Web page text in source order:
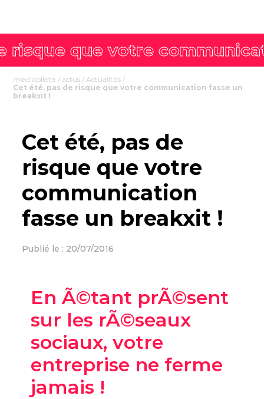
mediapilote / actus /Actualités /
Cet été, pas de risque que votre communication fasse un
breakxit !
Cet été, pas de
risque que votre
communication
fasse un breakxit !
Publié le : 20/07/2016
En Ã©tant prÃ©sent
sur les rÃ©seaux
sociaux, votre
entreprise ne ferme
jamais !